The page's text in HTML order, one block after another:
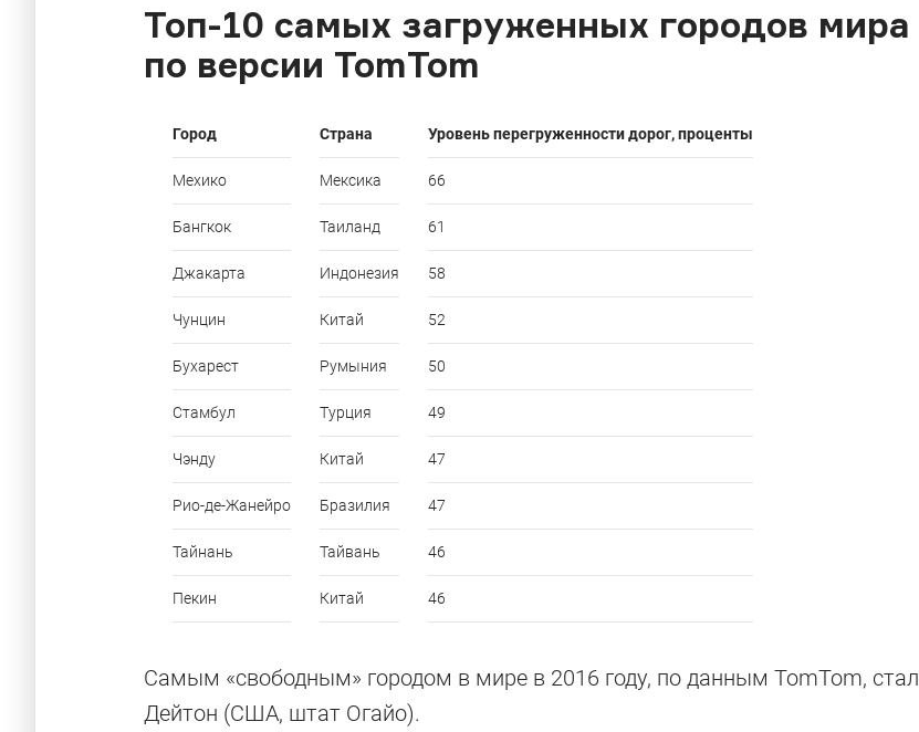
Топ-10 самых загруженных городов мира
по версии TomTom
Город Страна Уровень перегруженности дорог, проценты
Мехико Мексика 66
Бангкок Таиланд 61
Джакарта Индонезия 58
Чунцин Китай 52
Бухарест Румыния 50
Стамбул Турция 49
Чэнду Китай 47
Рио-де-Жанейро Бразилия 47
Тайнань Тайвань 46
Пекин Китай 46
Самым «свободным» городом в мире в 2016 году, по данным TomTom, стал
Дейтон (США, штат Огайо).
12 необычных парковок
Паркинги в архитектурных шедеврах, небоскребах и даже бывших театрах